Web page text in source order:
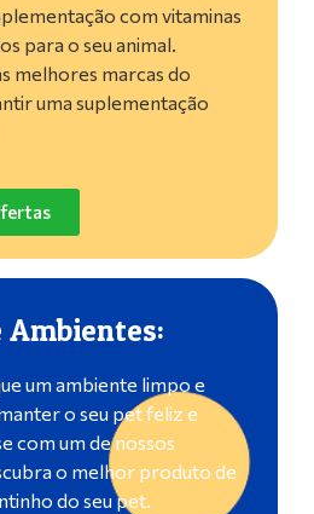
com vitaminas
para o seu animal.
melhores marcas do
uma suplementação
Ambientes:
um ambiente limpo e
o seu pet feliz e
com um de nossos
o melhor produto de
do seu pet.